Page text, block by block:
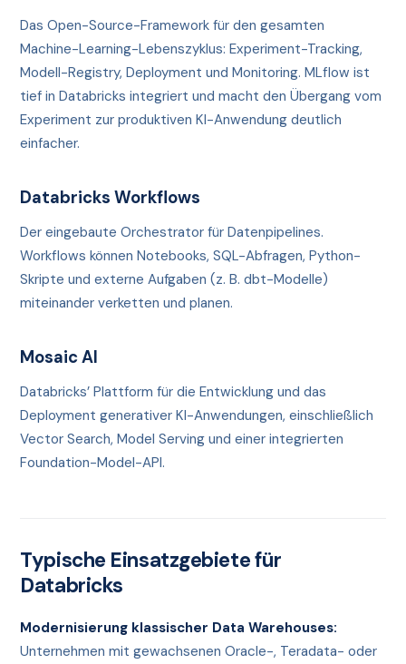
Das Open-Source-Framework für den gesamten
Machine-Learning-Lebenszyklus: Experiment-Tracking,
Modell-Registry, Deployment und Monitoring. MLflow ist
tief in Databricks integriert und macht den Übergang vom
Experiment zur produktiven KI-Anwendung deutlich
einfacher.
Databricks Workflows
Der eingebaute Orchestrator für Datenpipelines.
Workflows können Notebooks, SQL-Abfragen, Python-
Skripte und externe Aufgaben (z. B. dbt-Modelle)
miteinander verketten und planen.
Mosaic AI
Databricks’ Plattform für die Entwicklung und das
Deployment generativer KI-Anwendungen, einschließlich
Vector Search, Model Serving und einer integrierten
Foundation-Model-API.
Typische Einsatzgebiete für
Databricks
Modernisierung klassischer Data Warehouses:
Unternehmen mit gewachsenen Oracle-, Teradata- oder